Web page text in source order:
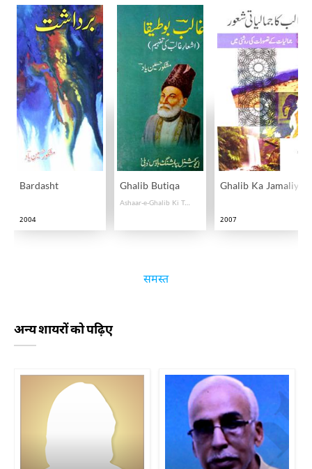
Bardasht
2004
Ghalib Butiqa
Ashaar-e-Ghalib Ki Tafheem
Ghalib Ka Jamaliyati
2007
समस्त
अन्य शायरों को पढ़िए